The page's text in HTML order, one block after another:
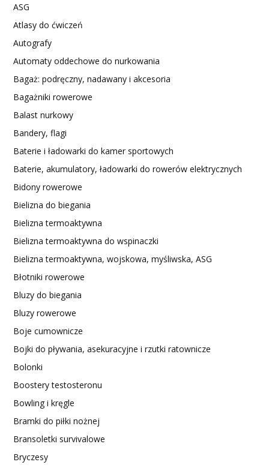
ASG
Atlasy do ćwiczeń
Autografy
Automaty oddechowe do nurkowania
Bagaż: podręczny, nadawany i akcesoria
Bagażniki rowerowe
Balast nurkowy
Bandery, flagi
Baterie i ładowarki do kamer sportowych
Baterie, akumulatory, ładowarki do rowerów elektrycznych
Bidony rowerowe
Bielizna do biegania
Bielizna termoaktywna
Bielizna termoaktywna do wspinaczki
Bielizna termoaktywna, wojskowa, myśliwska, ASG
Błotniki rowerowe
Bluzy do biegania
Bluzy rowerowe
Boje cumownicze
Bojki do pływania, asekuracyjne i rzutki ratownicze
Bolonki
Boostery testosteronu
Bowling i kręgle
Bramki do piłki nożnej
Bransoletki survivalowe
Bryczesy